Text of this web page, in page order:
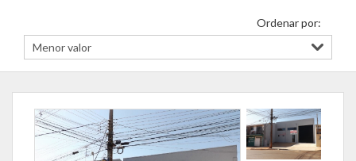
Ordenar por: